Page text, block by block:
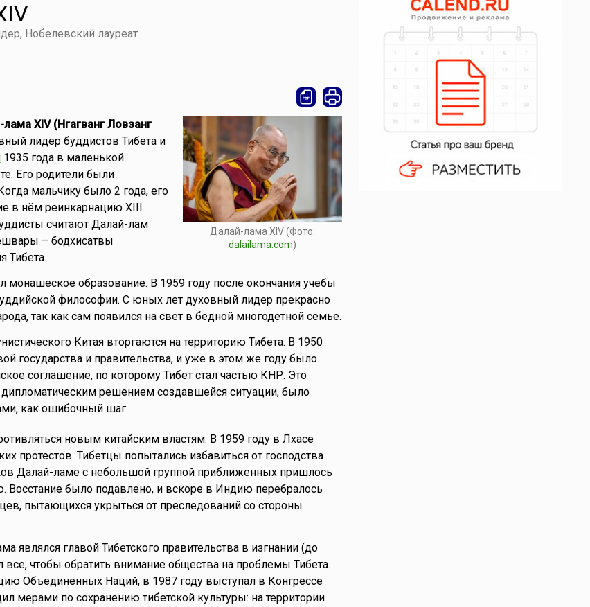
Нобелевский лауреат
Далай-лама XIV (Фото:
dalailama.com)
XIV (Нгагванг Ловзанг
лидер буддистов Тибета и
1935 года в маленькой
Его родители были
мальчику было 2 года, его
в нём реинкарнацию XIII
считают Далай-лам
– бодхисатвы
Тибета.
образование. В 1959 году после окончания учёбы
философии. С юных лет духовный лидер прекрасно
так как сам появился на свет в бедной многодетной семье.
Китая вторгаются на территорию Тибета. В 1950
государства и правительства, и уже в этом же году было
соглашение, по которому Тибет стал частью КНР. Это
решением создавшейся ситуации, было
как ошибочный шаг.
новым китайским властям. В 1959 году в Лхасе
протестов. Тибетцы попытались избавиться от господства
Далай-ламе с небольшой группой приближенных пришлось
Восстание было подавлено, и вскоре в Индию перебралось
пытающихся укрыться от преследований со стороны
являлся главой Тибетского правительства в изгнании (до
все, чтобы обратить внимание общества на проблемы Тибета.
Объединённых Наций, в 1987 году выступал в Конгрессе
мерами по сохранению тибетской культуры: на территории